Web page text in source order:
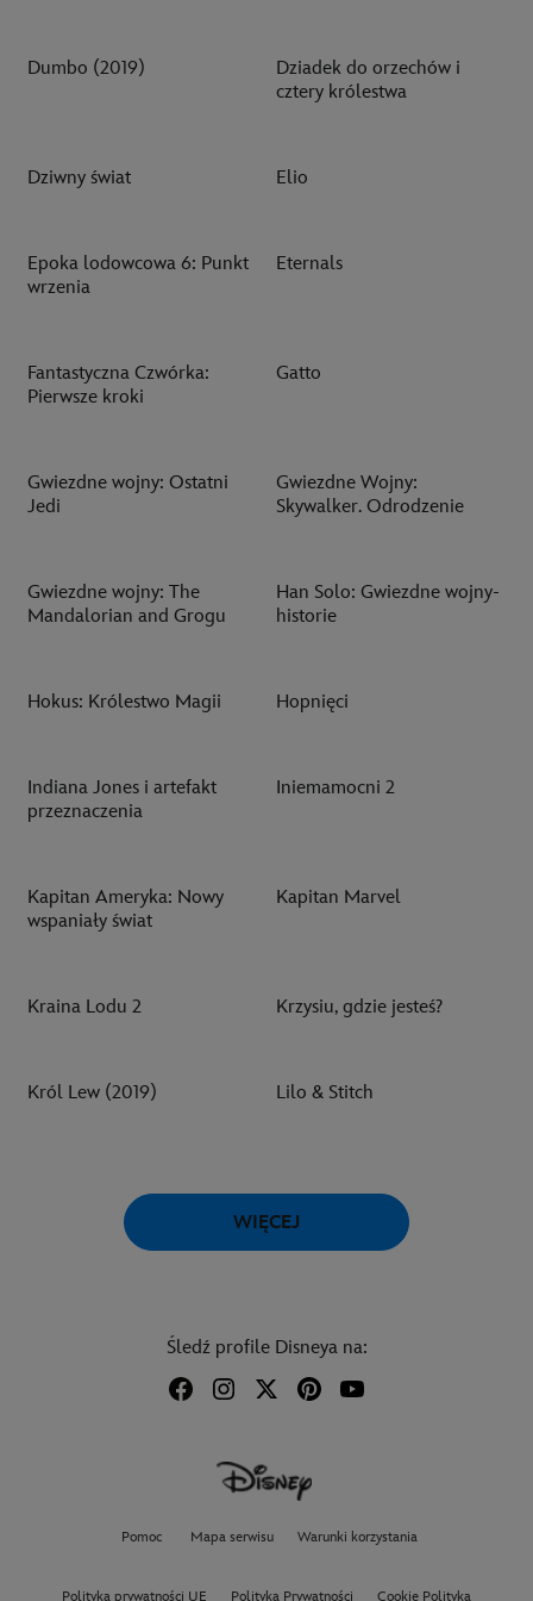
Dumbo (2019)
Dziadek do orzechów i
cztery królestwa
Dziwny świat Elio
Epoka lodowcowa 6: Punkt
wrzenia
Eternals
Fantastyczna Czwórka:
Pierwsze kroki
Gatto
Gwiezdne wojny: Ostatni
Jedi
Gwiezdne Wojny:
Skywalker. Odrodzenie
Gwiezdne wojny: The
Mandalorian and Grogu
Han Solo: Gwiezdne wojny-
historie
Hokus: Królestwo Magii Hopnięci
Indiana Jones i artefakt
przeznaczenia
Iniemamocni 2
Kapitan Ameryka: Nowy
wspaniały świat
Kapitan Marvel
Kraina Lodu 2 Krzysiu, gdzie jesteś?
Król Lew (2019) Lilo & Stitch
WIĘCEJ
Śledź profile Disneya na:
Pomoc Mapa serwisu Warunki korzystania
Polityka prywatności UE Polityka Prywatności Cookie Polityka